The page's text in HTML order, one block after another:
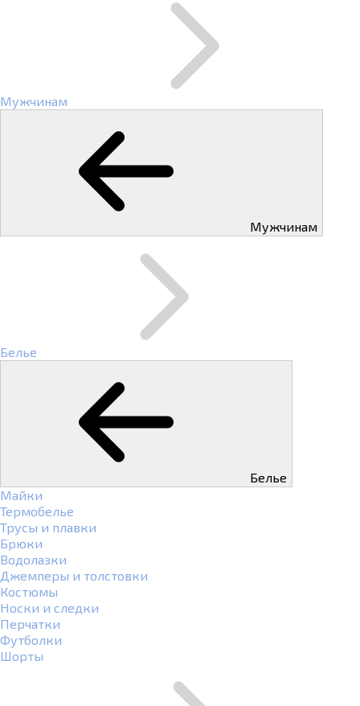
Мужчинам
Мужчинам
Белье
Белье
Майки
Термобелье
Трусы и плавки
Брюки
Водолазки
Джемперы и толстовки
Костюмы
Носки и следки
Перчатки
Футболки
Шорты